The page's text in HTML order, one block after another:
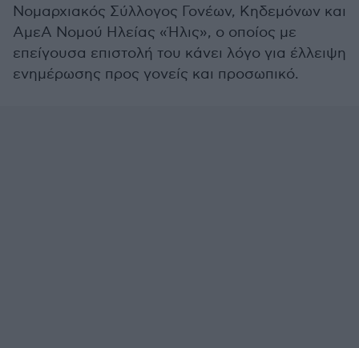
Νομαρχιακός Σύλλογος Γονέων, Κηδεμόνων και
ΑμεΑ Νομού Ηλείας «Ήλις», ο οποίος με
επείγουσα επιστολή του κάνει λόγο για έλλειψη
ενημέρωσης προς γονείς και προσωπικό.